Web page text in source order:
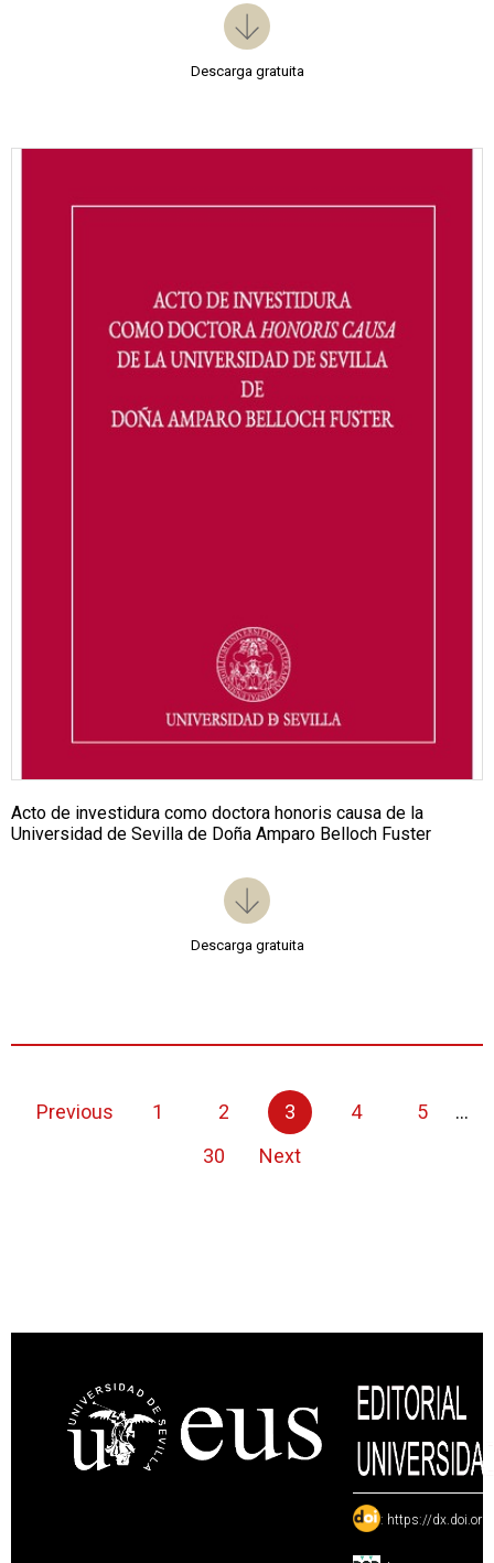
Descarga gratuita
Acto de investidura como doctora honoris causa de la
Universidad de Sevilla de Doña Amparo Belloch Fuster
Descarga gratuita
Previous 1 2 3 4 5
...
30
Next
: https://